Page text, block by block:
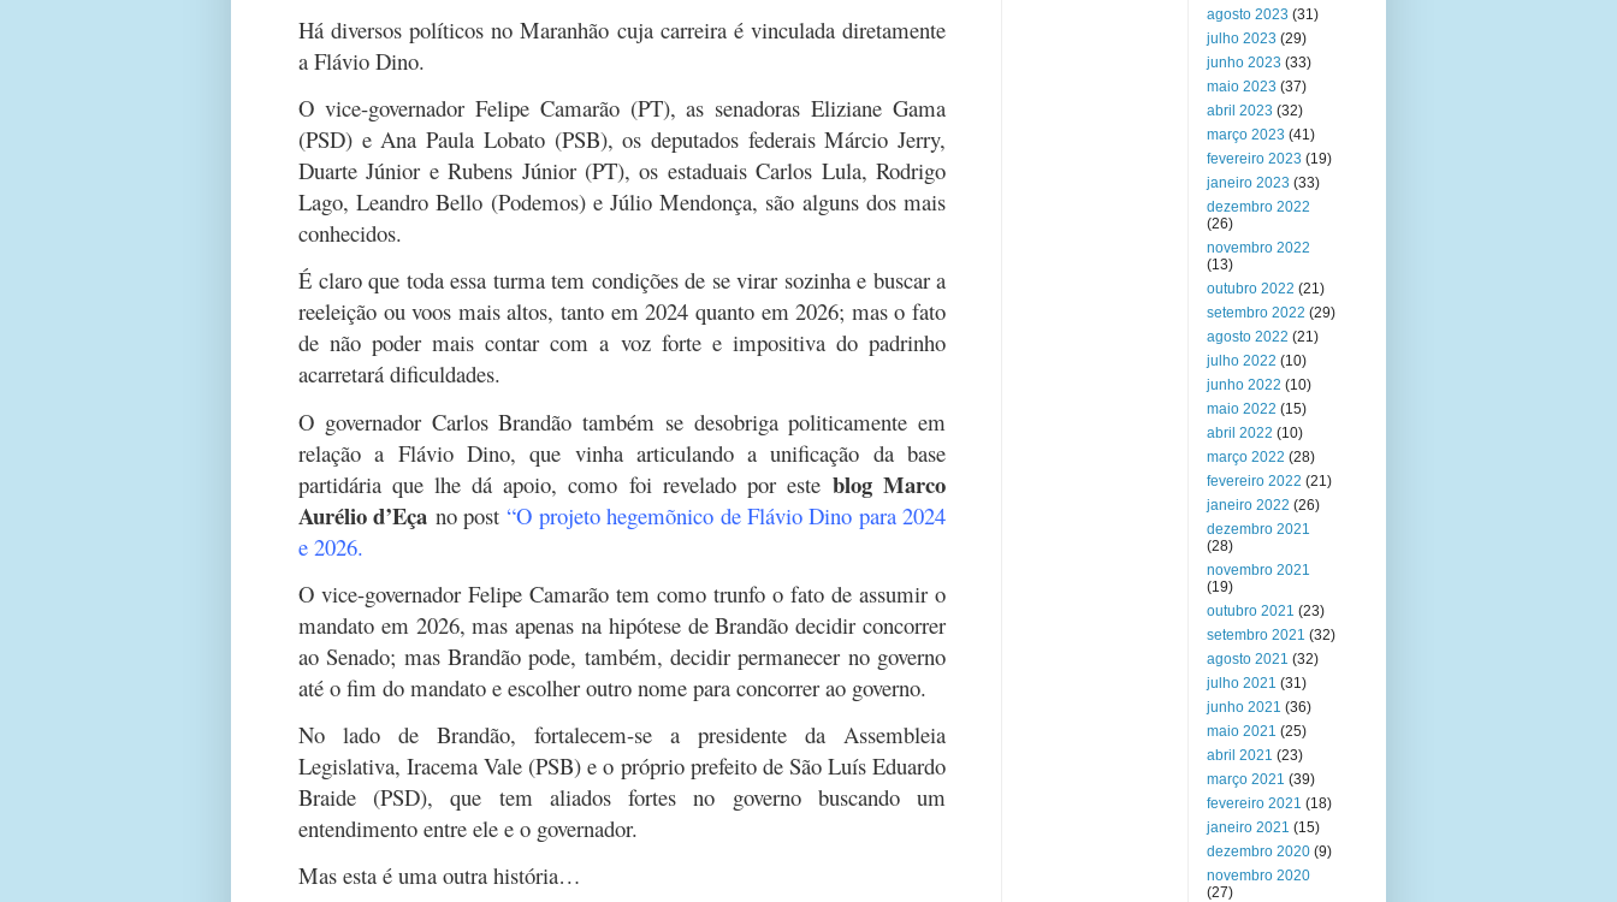
Há diversos políticos no Maranhão cuja carreira é vinculada diretamente
a Flávio Dino.
O vice-governador Felipe Camarão (PT), as senadoras Eliziane Gama
(PSD) e Ana Paula Lobato (PSB), os deputados federais Márcio Jerry,
Duarte Júnior e Rubens Júnior (PT), os estaduais Carlos Lula, Rodrigo
Lago, Leandro Bello (Podemos) e Júlio Mendonça, são alguns dos mais
conhecidos.
É claro que toda essa turma tem condições de se virar sozinha e buscar a
reeleição ou voos mais altos, tanto em 2024 quanto em 2026; mas o fato
de não poder mais contar com a voz forte e impositiva do padrinho
acarretará dificuldades.
O governador Carlos Brandão também se desobriga politicamente em
relação a Flávio Dino, que vinha articulando a unificação da base
partidária que lhe dá apoio, como foi revelado por este blog Marco
Aurélio d’Eça no post “O projeto hegemõnico de Flávio Dino para 2024
e 2026.
O vice-governador Felipe Camarão tem como trunfo o fato de assumir o
mandato em 2026, mas apenas na hipótese de Brandão decidir concorrer
ao Senado; mas Brandão pode, também, decidir permanecer no governo
até o fim do mandato e escolher outro nome para concorrer ao governo.
No lado de Brandão, fortalecem-se a presidente da Assembleia
Legislativa, Iracema Vale (PSB) e o próprio prefeito de São Luís Eduardo
Braide (PSD), que tem aliados fortes no governo buscando um
entendimento entre ele e o governador.
Mas esta é uma outra história…
agosto 2023 (31)
julho 2023 (29)
junho 2023 (33)
maio 2023 (37)
abril 2023 (32)
março 2023 (41)
fevereiro 2023 (19)
janeiro 2023 (33)
dezembro 2022
(26)
novembro 2022
(13)
outubro 2022 (21)
setembro 2022 (29)
agosto 2022 (21)
julho 2022 (10)
junho 2022 (10)
maio 2022 (15)
abril 2022 (10)
março 2022 (28)
fevereiro 2022 (21)
janeiro 2022 (26)
dezembro 2021
(28)
novembro 2021
(19)
outubro 2021 (23)
setembro 2021 (32)
agosto 2021 (32)
julho 2021 (31)
junho 2021 (36)
maio 2021 (25)
abril 2021 (23)
março 2021 (39)
fevereiro 2021 (18)
janeiro 2021 (15)
dezembro 2020 (9)
novembro 2020
(27)